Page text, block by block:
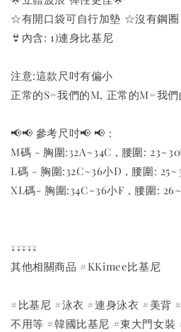
☆有開口袋可自行加墊 ☆沒有鋼
👙內含: 1)連身比基尼
注意:這款尺吋有偏小
正常的S=我們的M, 正常的M=我
📢📢 參考尺吋📢 📢 :
M碼 - 胸圍:32A~34C , 腰圍:
L碼 - 胸圍:32C~36小D , 腰圍:
XL碼- 胸圍:34C~36小F , 腰圍:
↓↓↓↓↓
其他相關商品 #KKimee比基尼
#比基尼 #泳衣 #連身泳衣 #美背
不用等 #韓國比基尼 #東大門女裝